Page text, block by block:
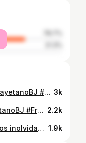
Reunited con mi gordo ❤️🙏🏼 #CayetanoBJ #CelebratingLolo 3k
Bautizo de mi bebé❤️🙏🏼 #CayetanoBJ #Frescolitos 2.2k
Aquí uno de los muchos recuerdos inolvidables con mi papá, feliz día del padre a mi papi amado, el que me hace reír, el que me pone de mojiganga a hacer cuentos, a imitar personas, a bailar... el que creyó en mi desde que era niña y seguramente junto a mi madre mi fan número uno! Te amo papi bello, eres my father the hero! happy father’s day! @mimilojimenezcollie 1.9k